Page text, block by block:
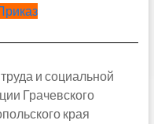
и социальной
Грачевского
края